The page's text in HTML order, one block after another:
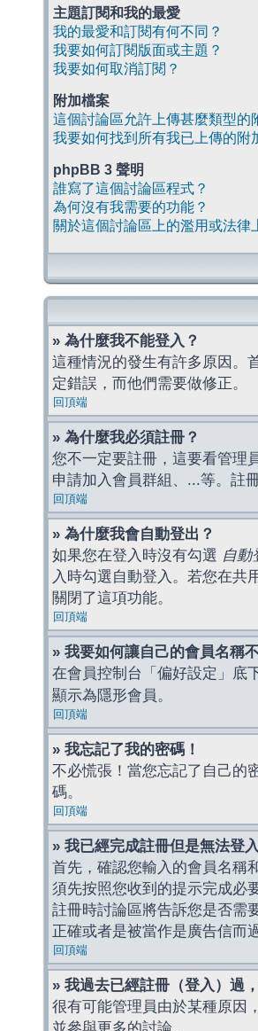
主題訂閱和我的最愛
我的最愛和訂閱有何不同？
我要如何訂閱版面或主題？
我要如何取消訂閱？
附加檔案
這個討論區允許上傳甚麼類型的
我要如何找到所有我已上傳的附
phpBB 3 聲明
誰寫了這個討論區程式？
為何沒有我需要的功能？
關於這個討論區上的濫用或法律
» 為什麼我不能登入？
這種情況的發生有許多原因。
定錯誤，而他們需要做修正。
回頂端
» 為什麼我必須註冊？
您不一定要註冊，這要看管理
申請加入會員群組、...等。註
回頂端
» 為什麼我會自動登出？
如果您在登入時沒有勾選 自動
入時勾選自動登入。若您在共
關閉了這項功能。
回頂端
» 我要如何讓自己的會員名稱
在會員控制台「偏好設定」底
顯示為隱形會員。
回頂端
» 我忘記了我的密碼！
不必慌張！當您忘記了自己的
碼。
回頂端
» 我已經完成註冊但是無法登入
首先，確認您輸入的會員名稱
須先按照您收到的提示完成必
註冊時討論區將告訴您是否需
正確或者是被當作是廣告信而
回頂端
» 我過去已經註冊（登入）過
很有可能管理員由於某種原因
並參與更多的討論。